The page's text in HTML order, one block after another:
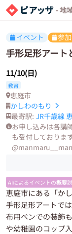
- 地
イベント 参
手形足形アート
11/10(日)
教育
恵庭市
かしわのもり
最寄駅: JR千歳線
お申し込みは各講
も受付しております
AIによるイベントの概要
恵庭市にある「か
手形足形アートで
布用ペンでの装飾
や幼稚園のコップ